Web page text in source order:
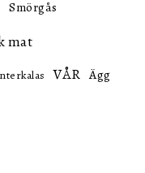
Smörgås
mat
VÅR Ägg